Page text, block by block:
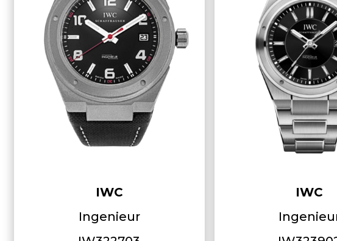
IWC
Ingenieur
IWC